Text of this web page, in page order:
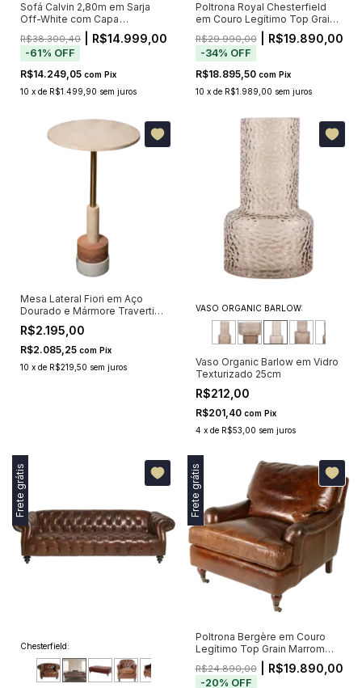
Sofá Calvin 2,80m em Sarja
Off-White com Capa
Removível e 6 Almofadas
R$38.300,40 | R$14.999,00
-61% OFF
R$14.249,05 com Pix
10 x de R$1.499,90 sem juros
Poltrona Royal Chesterfield
em Couro Legítimo Top Grain
Marrom com Capitonê (Pré-
Venda - Envio a Partir de
02/10)
R$29.990,00| R$19.890,00
-34% OFF
R$18.895,50 com Pix
10 x de R$1.989,00 sem juros
Mesa Lateral Fiori em Aço
Dourado e Mármore Travertino
60cm
R$2.195,00
R$2.085,25 com Pix
10 x de R$219,50 sem juros
VASO ORGANIC BARLOW:
Vaso Organic Barlow em Vidro
Texturizado 25cm
R$212,00
R$201,40 com Pix
4 x de R$53,00 sem juros
Frete grátis
Chesterfield:
Frete grátis
Poltrona Bergère em Couro
Legítimo Top Grain Marrom
R$24.890,00| R$19.890,00
-20% OFF